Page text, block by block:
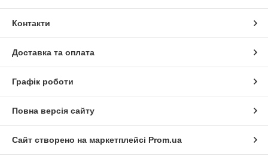
Контакти
Доставка та оплата
Графік роботи
Повна версія сайту
Сайт створено на маркетплейсі Prom.ua